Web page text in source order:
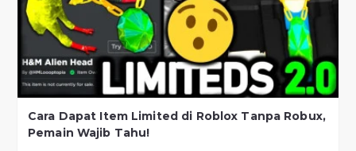
Cara Dapat Item Limited di Roblox Tanpa Robux,
Pemain Wajib Tahu!